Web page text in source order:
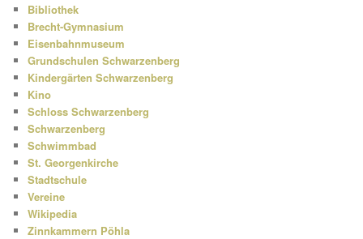
Bibliothek
Brecht-Gymnasium
Eisenbahnmuseum
Grundschulen Schwarzenberg
Kindergärten Schwarzenberg
Kino
Schloss Schwarzenberg
Schwarzenberg
Schwimmbad
St. Georgenkirche
Stadtschule
Vereine
Wikipedia
Zinnkammern Pöhla